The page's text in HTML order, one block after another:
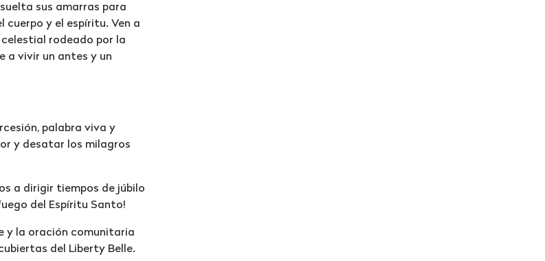
sus amarras para
y el espíritu. Ven a
rodeado por la
a vivir un antes y un
palabra viva y
y desatar los milagros
a dirigir tiempos de júbilo
del Espíritu Santo!
y la oración comunitaria
del Liberty Belle.